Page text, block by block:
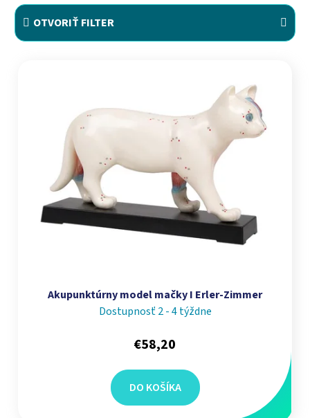
OTVORIŤ FILTER
Akupunktúrny model mačky I Erler-Zimmer
Dostupnosť 2 - 4 týždne
€58,20
DO KOŠÍKA